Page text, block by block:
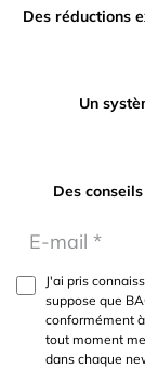
Des réductions
Un
Des
J'ai pris
suppose que
conformément
tout moment
dans chaque